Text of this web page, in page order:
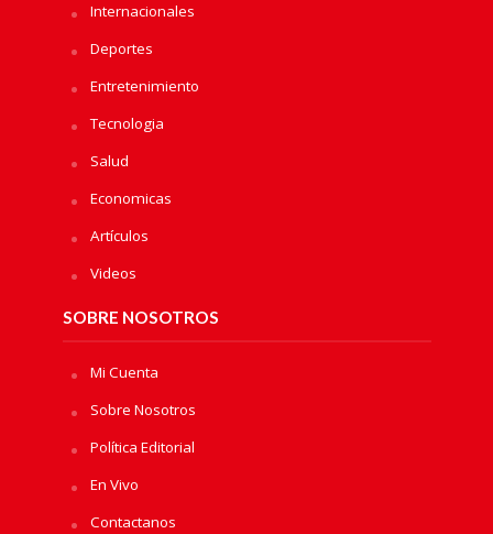
Internacionales
Deportes
Entretenimiento
Tecnologia
Salud
Economicas
Artículos
Videos
SOBRE NOSOTROS
Mi Cuenta
Sobre Nosotros
Política Editorial
En Vivo
Contactanos